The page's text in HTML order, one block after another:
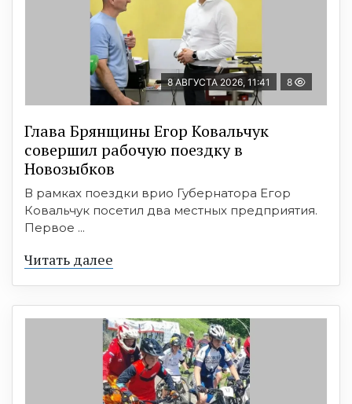
8 АВГУСТА 2026, 11:41 8
Глава Брянщины Егор Ковальчук
совершил рабочую поездку в
Новозыбков
В рамках поездки врио Губернатора Егор
Ковальчук посетил два местных предприятия.
Первое ...
Читать далее